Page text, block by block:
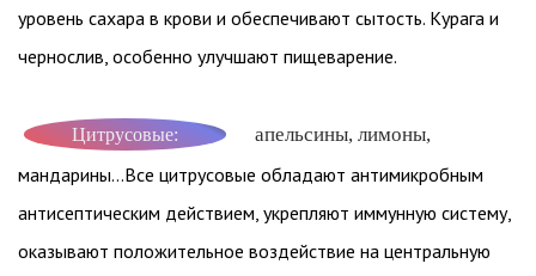
уровень сахара в крови и обеспечивают сытость. Курага и
чернослив, особенно улучшают пищеварение.
Цитрусовые: апельсины, лимоны,
мандарины…Все цитрусовые обладают антимикробным
антисептическим действием, укрепляют иммунную систему,
оказывают положительное воздействие на центральную